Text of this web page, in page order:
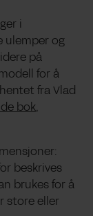
i
ulemper og
på
for å
fra Vlad
bok,
beskrives
brukes for å
store eller